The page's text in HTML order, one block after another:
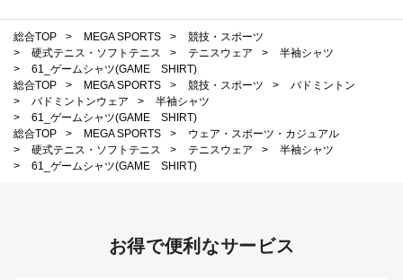
総合TOP > MEGA SPORTS >
競技・スポーツ
>
硬式テニス・ソフトテニス > テニスウェア >
半袖シャツ
>
61_ゲームシャツ(GAME SHIRT)
総合TOP
> MEGA SPORTS > 競技・スポーツ >
バドミントン
>
バドミントンウェア >
半袖シャツ
>
61_ゲームシャツ(GAME SHIRT)
総合TOP
> MEGA SPORTS >
ウェア・スポーツ・カジュアル
>
硬式テニス・ソフトテニス > テニスウェア >
半袖シャツ
>
61_ゲームシャツ(GAME SHIRT)
お得で便利なサービス